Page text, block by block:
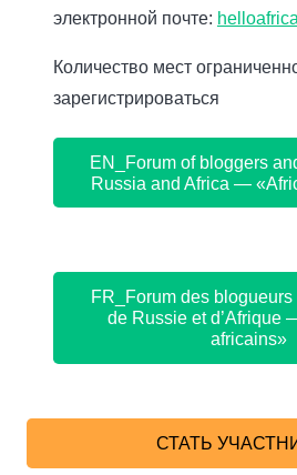
электронной почте:
Количество мест
зарегистрироваться
EN_Forum of bloggers
Russia and Africa —
FR_Forum des
de Russie et d’Afrique
africains»
СТАТЬ